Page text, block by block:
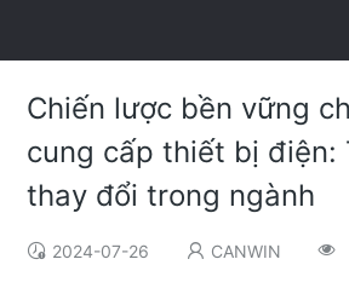
Chiến lược bền vững
cung cấp thiết bị điện:
thay đổi trong ngành
2024-07-26 CANWIN